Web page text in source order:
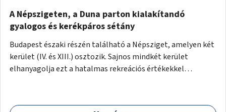
A Népszigeten, a Duna parton kialakítandó
gyalogos és kerékpáros sétány
Budapest északi részén található a Népsziget, amelyen két
kerület (IV. és XIII.) osztozik. Sajnos mindkét kerület
elhanyagolja ezt a hatalmas rekreációs értékekkel
keresztül érheti el. Innen egy eléggé rossz állapotú